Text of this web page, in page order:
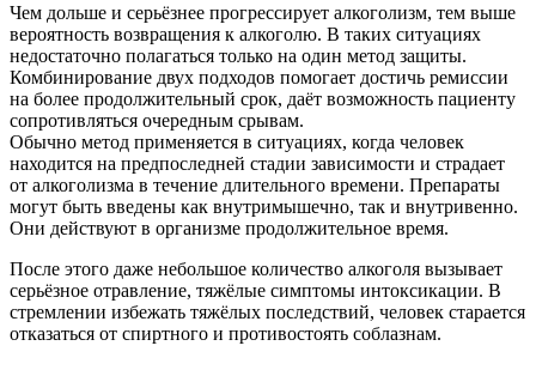
Чем дольше и серьёзнее прогрессирует алкоголизм, тем выше
вероятность возвращения к алкоголю. В таких ситуациях
недостаточно полагаться только на один метод защиты.
Комбинирование двух подходов помогает достичь ремиссии
на более продолжительный срок, даёт возможность пациенту
сопротивляться очередным срывам.
Обычно метод применяется в ситуациях, когда человек
находится на предпоследней стадии зависимости и страдает
от алкоголизма в течение длительного времени. Препараты
могут быть введены как внутримышечно, так и внутривенно.
Они действуют в организме продолжительное время.
После этого даже небольшое количество алкоголя вызывает
серьёзное отравление, тяжёлые симптомы интоксикации. В
стремлении избежать тяжёлых последствий, человек старается
отказаться от спиртного и противостоять соблазнам.